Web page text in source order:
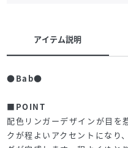
アイテム説明
●Bab●
■POINT
配色リンガーデザインが目を
クが程よいアクセントになり